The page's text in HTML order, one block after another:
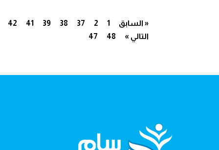
« السابق 1
2
37
38
39
41
42
47
48 التالي »